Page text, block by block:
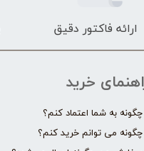
ارائه فاکتور دقیق
خرید
چگونه به شما اعتماد کنم؟
چگونه می توانم خرید کنم؟